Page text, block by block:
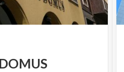
DOMUS